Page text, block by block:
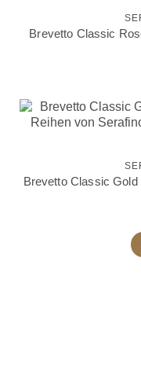
Brevetto Classic
Brevetto Classic